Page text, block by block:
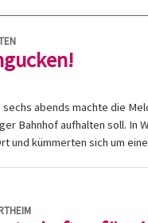
abends machte die
Bahnhof aufhalten soll. In
und kümmerten sich um